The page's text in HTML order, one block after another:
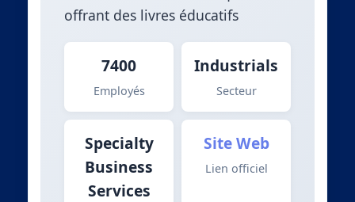
offrant des livres éducatifs
7400
Employés
Industrials
Secteur
Specialty
Business
Services
Site Web
Lien officiel